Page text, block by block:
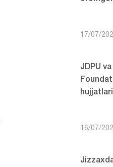
17/07/
JDPU
16/07/